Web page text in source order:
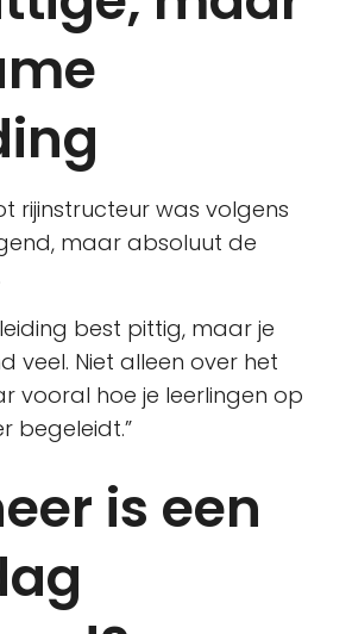
rijinstructeur was volgens
maar absoluut de
best pittig, maar je
veel. Niet alleen over het
vooral hoe je leerlingen op
begeleidt.”
is een